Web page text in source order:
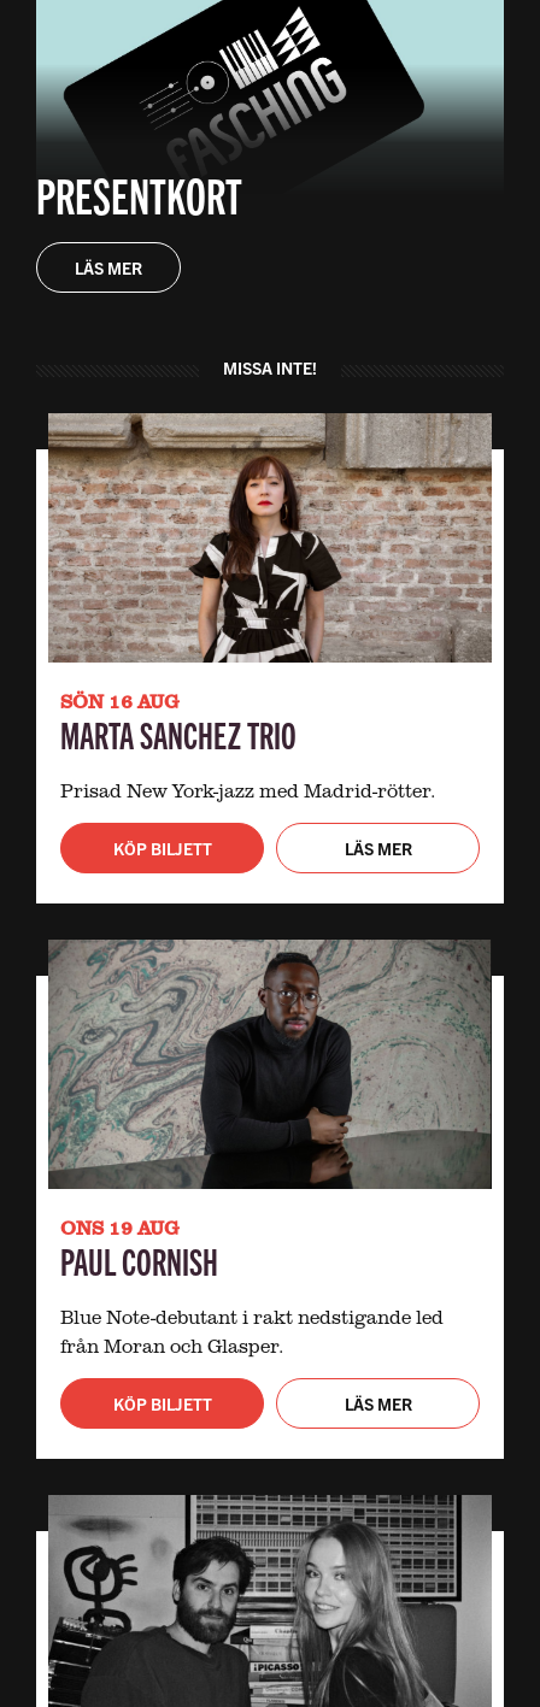
PRESENTKORT
LÄS MER
MISSA INTE!
SÖN 16 AUG
MARTA SANCHEZ TRIO
Prisad New York-jazz med Madrid-rötter.
KÖP BILJETT LÄS MER
ONS 19 AUG
PAUL CORNISH
Blue Note-debutant i rakt nedstigande led
från Moran och Glasper.
KÖP BILJETT LÄS MER